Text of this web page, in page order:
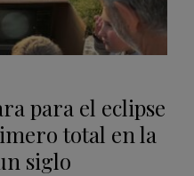
para el eclipse
total en la
siglo